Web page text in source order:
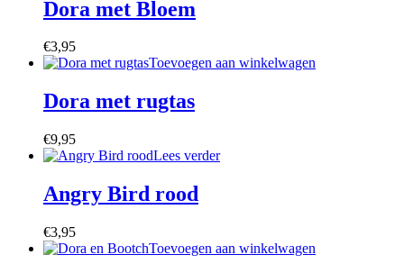
Dora met Bloem
€3,95
Toevoegen aan winkelwagen
Dora met rugtas
€9,95
Lees verder
Angry Bird rood
€3,95
Toevoegen aan winkelwagen